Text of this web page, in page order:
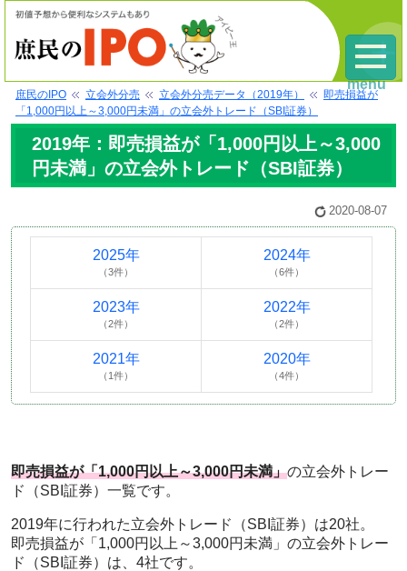
庶民のIPO 立会外分売 立会外分売データ（2019年）
即売損益が
「1,000円以上～3,000円未満」の立会外トレード（SBI証券）
2019年：即売損益が「1,000円以上～3,000
円未満」の立会外トレード（SBI証券）
2020-08-07
2025年
（3件）
2024年
（6件）
2023年
（2件）
2022年
（2件）
2021年
（1件）
2020年
（4件）
即売損益が「1,000円以上～3,000円未満」の立会外トレー
ド（SBI証券）一覧です。
2019年に行われた立会外トレード（SBI証券）は20社。
即売損益が「1,000円以上～3,000円未満」の立会外トレー
ド（SBI証券）は、4社です。
menu